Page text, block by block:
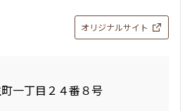
オリジナルサイト
一丁目２４番８号